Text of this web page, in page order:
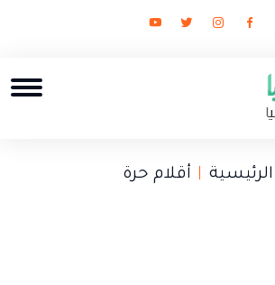
الرئيسية أقلام حرة